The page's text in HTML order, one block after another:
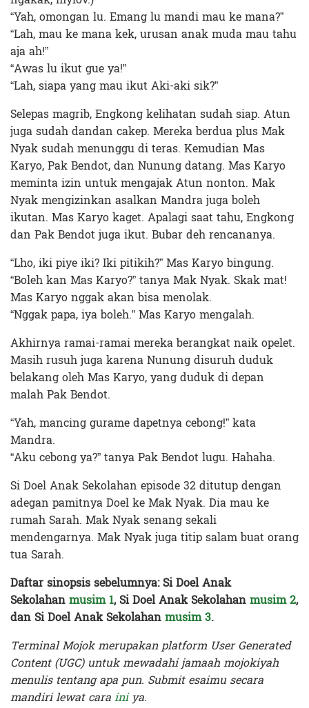
“Yah, omongan lu. Emang lu mandi mau ke mana?”
“Lah, mau ke mana kek, urusan anak muda mau tahu
aja ah!”
“Awas lu ikut gue ya!”
“Lah, siapa yang mau ikut Aki-aki sik?”
Selepas magrib, Engkong kelihatan sudah siap. Atun
juga sudah dandan cakep. Mereka berdua plus Mak
Nyak sudah menunggu di teras. Kemudian Mas
Karyo, Pak Bendot, dan Nunung datang. Mas Karyo
meminta izin untuk mengajak Atun nonton. Mak
Nyak mengizinkan asalkan Mandra juga boleh
ikutan. Mas Karyo kaget. Apalagi saat tahu, Engkong
dan Pak Bendot juga ikut. Bubar deh rencananya.
“Lho, iki piye iki? Iki pitikih?” Mas Karyo bingung.
“Boleh kan Mas Karyo?” tanya Mak Nyak. Skak mat!
Mas Karyo nggak akan bisa menolak.
“Nggak papa, iya boleh.” Mas Karyo mengalah.
Akhirnya ramai-ramai mereka berangkat naik opelet.
Masih rusuh juga karena Nunung disuruh duduk
belakang oleh Mas Karyo, yang duduk di depan
malah Pak Bendot.
“Yah, mancing gurame dapetnya cebong!” kata
Mandra.
“Aku cebong ya?” tanya Pak Bendot lugu. Hahaha.
Si Doel Anak Sekolahan episode 32 ditutup dengan
adegan pamitnya Doel ke Mak Nyak. Dia mau ke
rumah Sarah. Mak Nyak senang sekali
mendengarnya. Mak Nyak juga titip salam buat orang
tua Sarah.
Daftar sinopsis sebelumnya: Si Doel Anak
Sekolahanmusim 1, Si Doel Anak Sekolahanmusim 2,
dan Si Doel Anak Sekolahanmusim 3.
Terminal Mojok merupakan platform User Generated
Content (UGC) untuk mewadahi jamaah mojokiyah
menulis tentang apa pun. Submit esaimu secara
mandiri lewat carainiya.